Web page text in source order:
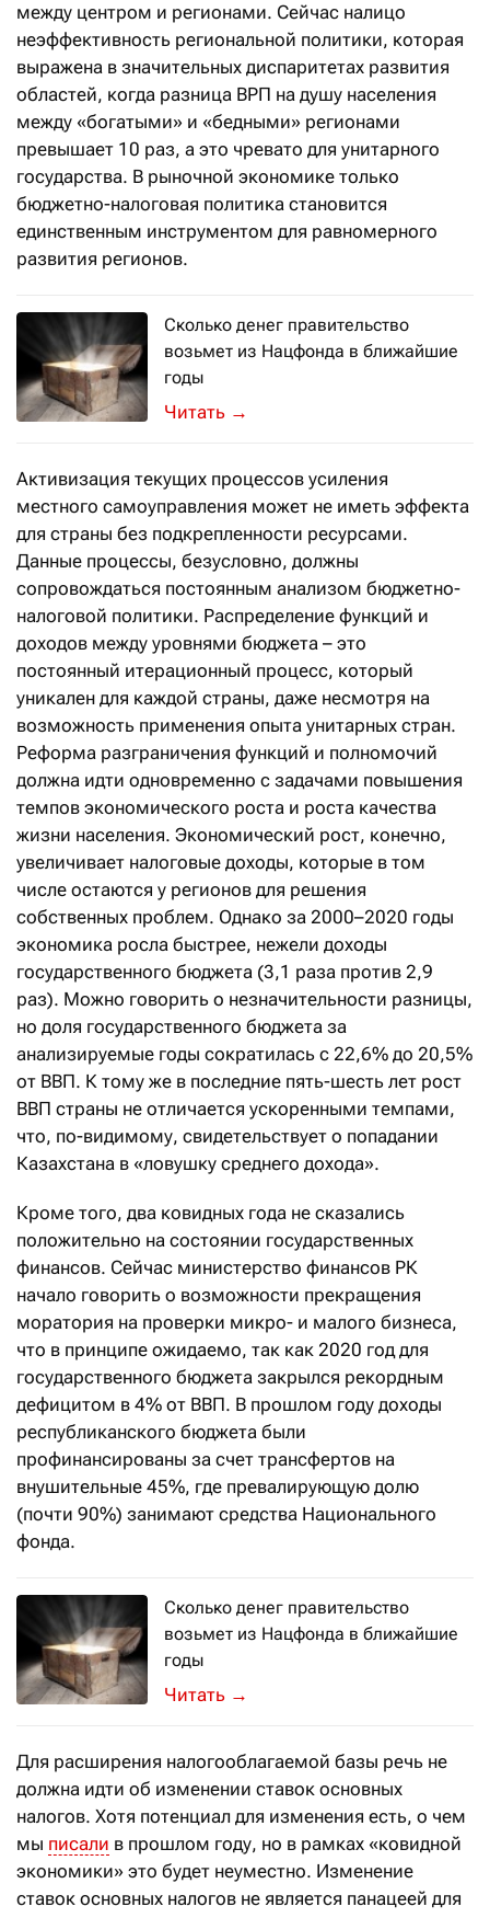
между центром и регионами. Сейчас налицо
неэффективность региональной политики, которая
выражена в значительных диспаритетах развития
областей, когда разница ВРП на душу населения
между «богатыми» и «бедными» регионами
превышает 10 раз, а это чревато для унитарного
государства. В рыночной экономике только
бюджетно-налоговая политика становится
единственным инструментом для равномерного
развития регионов.
Сколько денег правительство
возьмет из Нацфонда в ближайшие
годы
Во вторник, 24 августа, на
→
Активизация текущих процессов усиления
местного самоуправления может не иметь эффекта
для страны без подкрепленности ресурсами.
Данные процессы, безусловно, должны
сопровождаться постоянным анализом бюджетно-
налоговой политики. Распределение функций и
доходов между уровнями бюджета – это
постоянный итерационный процесс, который
уникален для каждой страны, даже несмотря на
возможность применения опыта унитарных стран.
Реформа разграничения функций и полномочий
должна идти одновременно с задачами повышения
темпов экономического роста и роста качества
жизни населения. Экономический рост, конечно,
увеличивает налоговые доходы, которые в том
числе остаются у регионов для решения
собственных проблем. Однако за 2000–2020 годы
экономика росла быстрее, нежели доходы
государственного бюджета (3,1 раза против 2,9
раз). Можно говорить о незначительности разницы,
но доля государственного бюджета за
анализируемые годы сократилась с 22,6% до 20,5%
от ВВП. К тому же в последние пять-шесть лет рост
ВВП страны не отличается ускоренными темпами,
что, по-видимому, свидетельствует о попадании
Казахстана в «ловушку среднего дохода».
Кроме того, два ковидных года не сказались
положительно на состоянии государственных
финансов. Сейчас министерство финансов РК
начало говорить о возможности прекращения
моратория на проверки микро- и малого бизнеса,
что в принципе ожидаемо, так как 2020 год для
государственного бюджета закрылся рекордным
дефицитом в 4% от ВВП. В прошлом году доходы
республиканского бюджета были
профинансированы за счет трансфертов на
внушительные 45%, где превалирующую долю
(почти 90%) занимают средства Национального
фонда.
Сколько денег правительство
возьмет из Нацфонда в ближайшие
годы
Во вторник, 24 августа, на
→
Для расширения налогооблагаемой базы речь не
должна идти об изменении ставок основных
налогов. Хотя потенциал для изменения есть, о чем
мы писали в прошлом году, но в рамках «ковидной
экономики» это будет неуместно. Изменение
ставок основных налогов не является панацеей для